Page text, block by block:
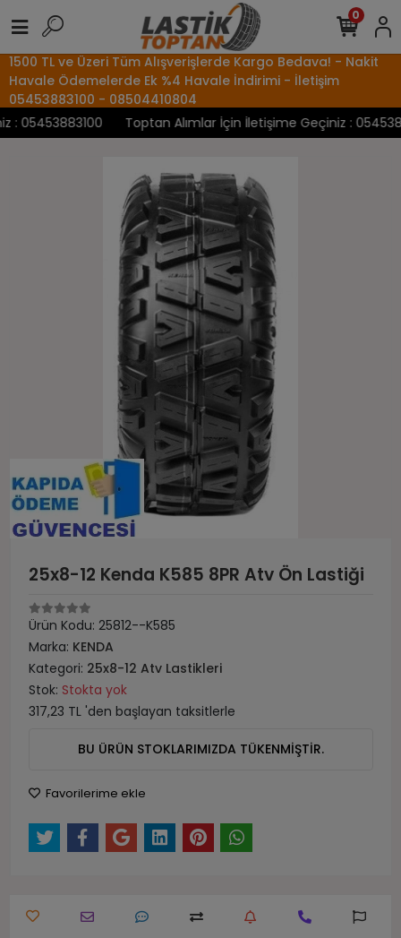
1500 TL ve Üzeri Tüm Alışverişlerde Kargo Bedava! - Nakit
Havale Ödemelerde Ek %4 Havale İndirimi - İletişim
05453883100 - 08504410804
Toptan Alımlar İçin İletişime Geçiniz :
0
25x8-12 Kenda K585 8PR Atv Ön Lastiği
Ürün Kodu: 25812--K585
Marka: KENDA
Kategori: 25x8-12 Atv Lastikleri
Stok: Stokta yok
317,23 TL 'den başlayan taksitlerle
BU ÜRÜN STOKLARIMIZDA TÜKENMİŞTİR.
Favorilerime ekle